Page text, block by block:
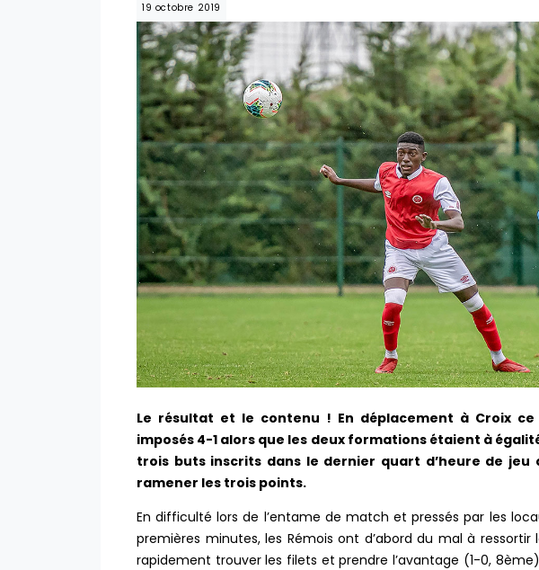
19 octobre 2019
Le résultat et le contenu ! En déplacement à Croix
imposés 4-1 alors que les deux formations étaient à
trois buts inscrits dans le dernier quart d’heure de jeu
ramener les trois points.
En difficulté lors de l’entame de match et pressés par les
premières minutes, les Rémois ont d’abord du mal à
rapidement trouver les filets et prendre l’avantage (1-0,